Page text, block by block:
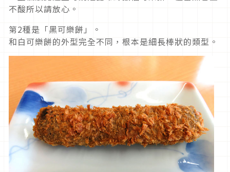
不酸所以請放心。
第2種是「黑可樂餅」。
和白可樂餅的外型完全不同，根本是細長棒狀的類型。